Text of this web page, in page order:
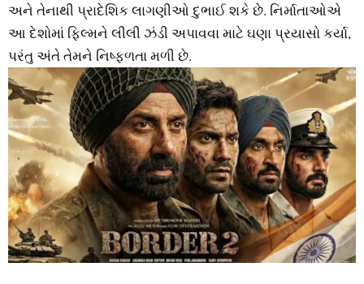
અને તેનાથી પ્રાદેશિક લાગણીઓ દુભાઈ શકે છે. નિર્માતાઓએ
આ દેશોમાં ફિલ્મને લીલી ઝંડી અપાવવા માટે ઘણા પ્રયાસો કર્યા,
પરંતુ અંતે તેમને નિષ્ફળતા મળી છે.